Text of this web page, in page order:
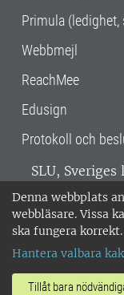
Denna webbplats
webbläsare. Vissa
ska fungera
Hantera valbara
Tillåt bara
Primula
Webbmejl
ReachMee
Edusign
Protokoll och
SLU,
verksamhet
Alnarp,
miljöcertifierat
018-67 10 00
Om SLU:s